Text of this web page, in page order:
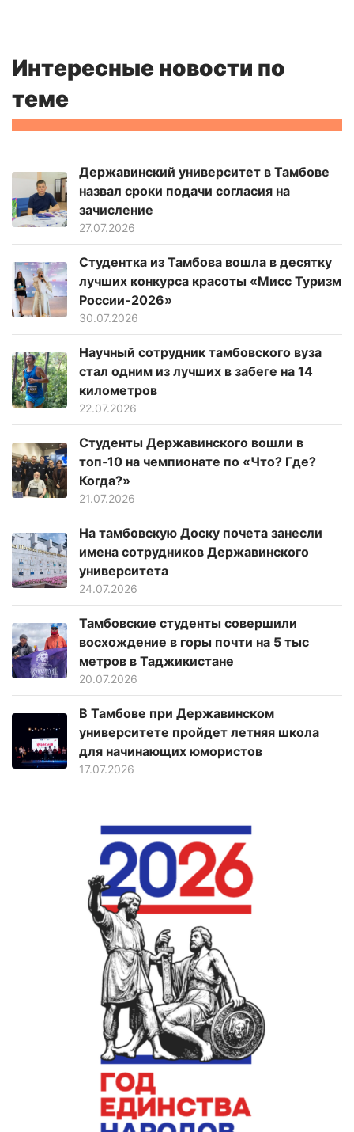
Интересные новости по
теме
Державинский университет в Тамбове
назвал сроки подачи согласия на
зачисление
27.07.2026
Студентка из Тамбова вошла в десятку
лучших конкурса красоты «Мисс Туризм
России-2026»
30.07.2026
Научный сотрудник тамбовского вуза
стал одним из лучших в забеге на 14
километров
22.07.2026
Студенты Державинского вошли в
топ‑10 на чемпионате по «Что? Где?
Когда?»
21.07.2026
На тамбовскую Доску почета занесли
имена сотрудников Державинского
университета
24.07.2026
Тамбовские студенты совершили
восхождение в горы почти на 5 тыс
метров в Таджикистане
20.07.2026
В Тамбове при Державинском
университете пройдет летняя школа
для начинающих юмористов
17.07.2026